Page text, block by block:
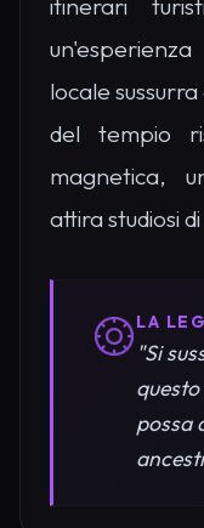
itinerari
locale
del tempio
magnetica,
attira studiosi
LA
"Si
possa